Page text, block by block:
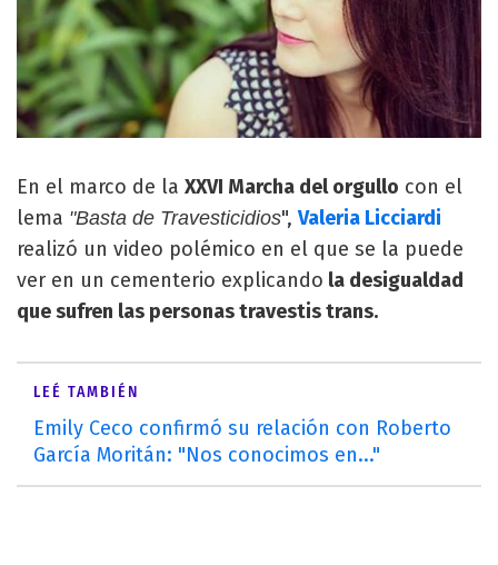
En el marco de la XXVI Marcha del orgullo con el
lema "Basta de Travesticidios",Valeria Licciardi
realizó un video polémico en el que se la puede
ver en un cementerio explicando la desigualdad
que sufren las personas travestis trans.
LEÉ TAMBIÉN
Emily Ceco confirmó su relación con Roberto
García Moritán: "Nos conocimos en..."